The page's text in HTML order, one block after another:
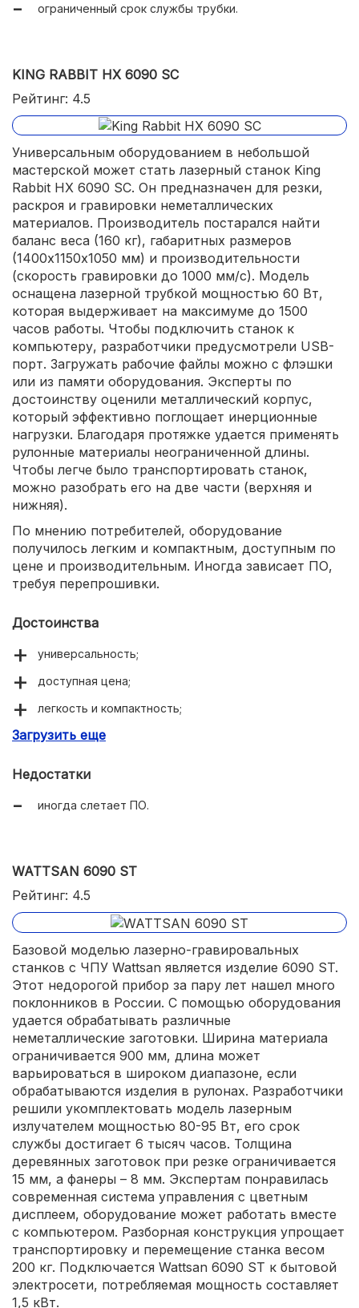
ограниченный срок службы трубки.
KING RABBIT HX 6090 SC
Рейтинг: 4.5
Универсальным оборудованием в небольшой
мастерской может стать лазерный станок King
Rabbit HX 6090 SC. Он предназначен для резки,
раскроя и гравировки неметаллических
материалов. Производитель постарался найти
баланс веса (160 кг), габаритных размеров
(1400х1150х1050 мм) и производительности
(скорость гравировки до 1000 мм/с). Модель
оснащена лазерной трубкой мощностью 60 Вт,
которая выдерживает на максимуме до 1500
часов работы. Чтобы подключить станок к
компьютеру, разработчики предусмотрели USB-
порт. Загружать рабочие файлы можно с флэшки
или из памяти оборудования. Эксперты по
достоинству оценили металлический корпус,
который эффективно поглощает инерционные
нагрузки. Благодаря протяжке удается применять
рулонные материалы неограниченной длины.
Чтобы легче было транспортировать станок,
можно разобрать его на две части (верхняя и
нижняя).
По мнению потребителей, оборудование
получилось легким и компактным, доступным по
цене и производительным. Иногда зависает ПО,
требуя перепрошивки.
Достоинства
универсальность;
доступная цена;
легкость и компактность;
производительность.
Загрузить еще
Недостатки
иногда слетает ПО.
WATTSAN 6090 ST
Рейтинг: 4.5
Базовой моделью лазерно-гравировальных
станков с ЧПУ Wattsan является изделие 6090 ST.
Этот недорогой прибор за пару лет нашел много
поклонников в России. С помощью оборудования
удается обрабатывать различные
неметаллические заготовки. Ширина материала
ограничивается 900 мм, длина может
варьироваться в широком диапазоне, если
обрабатываются изделия в рулонах. Разработчики
решили укомплектовать модель лазерным
излучателем мощностью 80-95 Вт, его срок
службы достигает 6 тысяч часов. Толщина
деревянных заготовок при резке ограничивается
15 мм, а фанеры – 8 мм. Экспертам понравилась
современная система управления с цветным
дисплеем, оборудование может работать вместе
с компьютером. Разборная конструкция упрощает
транспортировку и перемещение станка весом
200 кг. Подключается Wattsan 6090 ST к бытовой
электросети, потребляемая мощность составляет
1,5 кВт.